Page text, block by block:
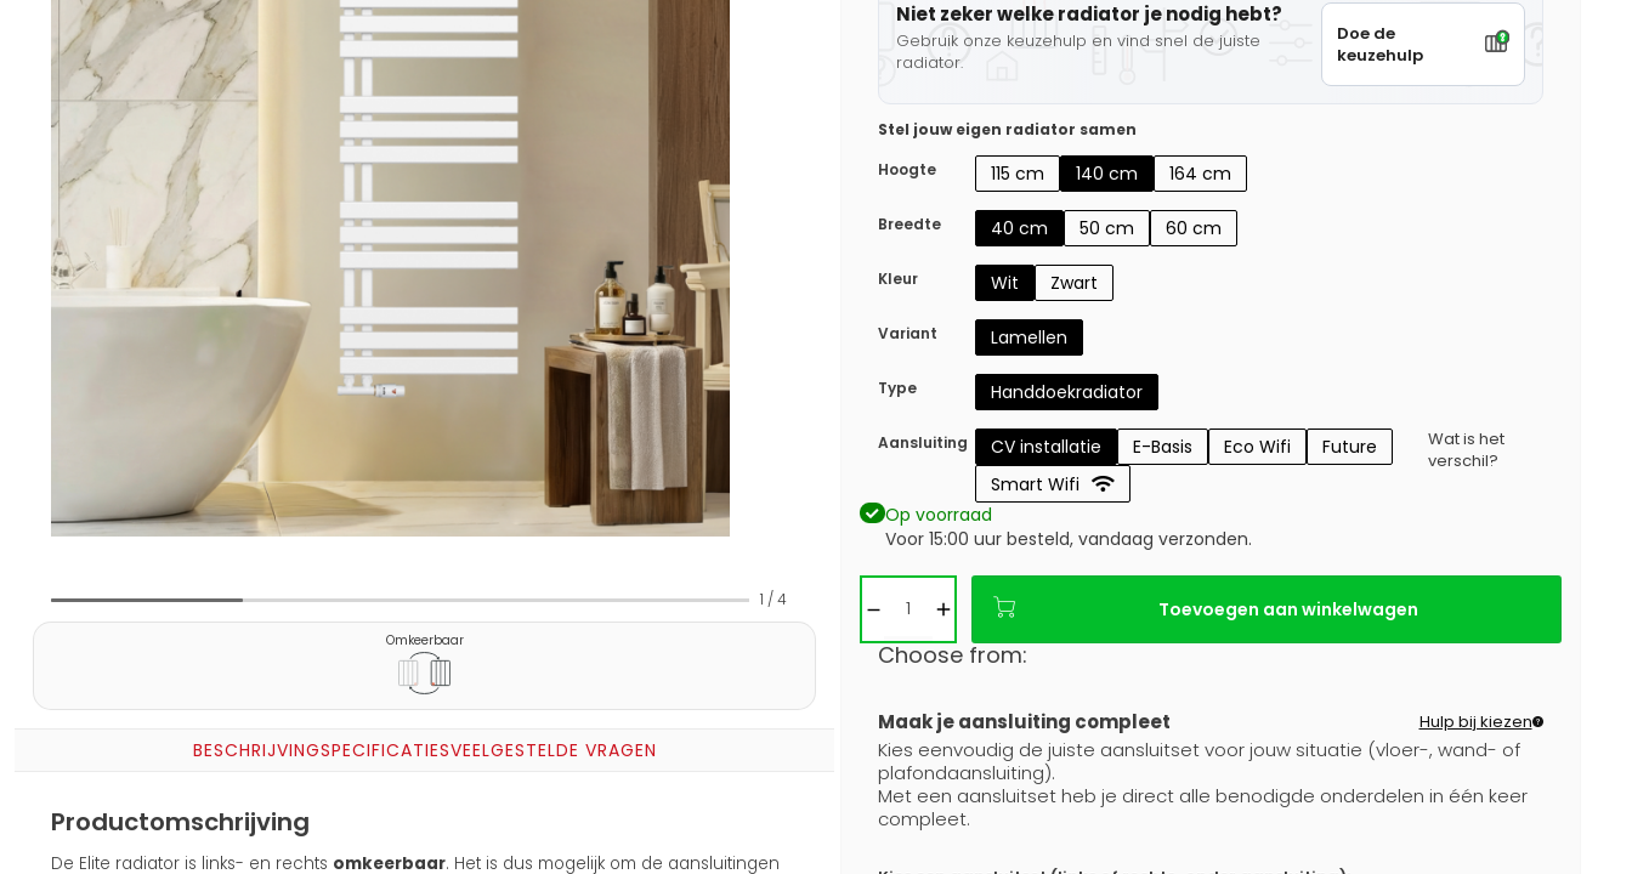
1 /4
Omkeerbaar
BESCHRIJVINGSPECIFICATIESVEELGESTELDE VRAGEN
Productomschrijving
De Elite radiator is links- en rechts omkeerbaar. Het is dus mogelijk om de aansluitingen
Niet zeker welke radiator je nodig hebt?
Gebruik onze keuzehulp en vind snel de juiste
radiator.
Doe de
keuzehulp
Stel jouw eigen radiator samen
Hoogte
115 cm 140 cm 164 cm
Breedte 40 cm 50 cm 60 cm
Kleur Wit Zwart
Variant Lamellen
Type Handdoekradiator
Aansluiting CV installatie E-Basis Eco Wifi
Future
Smart Wifi
Wat is het
verschil?
Op voorraad
Voor 15:00 uur besteld, vandaag verzonden.
Toevoegen aan winkelwagen
Choose from:
Maak je aansluiting compleet Hulp bij kiezen
Kies eenvoudig de juiste aansluitset voor jouw situatie (vloer-, wand- of
plafondaansluiting).
Met een aansluitset heb je direct alle benodigde onderdelen in één keer
compleet.